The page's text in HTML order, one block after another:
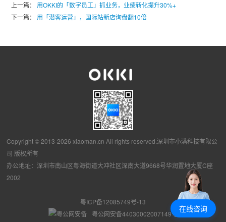
上一篇： 用OKKI的「数字员工」抓业务，业绩转化提升30%+
下一篇：
用「潜客运营」，国际站新店询盘翻10倍
Copyright © 2013-2026 xiaoman.cn All rights reserved.深圳市小满科技有限公
司 版权所有
办公地址：深圳市南山区粤海街道大冲社区深南大道9668号华润置地大厦C座
2002
粤ICP备12085749号-13
粤公网安备44030002007149号
在线咨询